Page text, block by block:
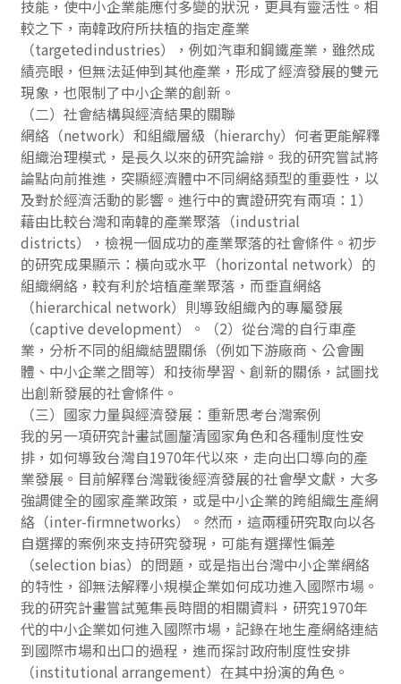
技能，使中小企業能應付多變的狀況，更具有靈活性。相
較之下，南韓政府所扶植的指定產業
（targetedindustries），例如汽車和鋼鐵產業，雖然成
績亮眼，但無法延伸到其他產業，形成了經濟發展的雙元
現象，也限制了中小企業的創新。
（二）社會結構與經濟結果的關聯
網絡（network）和組織層級（hierarchy）何者更能解釋
組織治理模式，是長久以來的研究論辯。我的研究嘗試將
論點向前推進，突顯經濟體中不同網絡類型的重要性，以
及對於經濟活動的影響。進行中的實證研究有兩項：1）
藉由比較台灣和南韓的產業聚落（industrial
districts），檢視一個成功的產業聚落的社會條件。初步
的研究成果顯示：橫向或水平（horizontal network）的
組織網絡，較有利於培植產業聚落，而垂直網絡
（hierarchical network）則導致組織內的專屬發展
（captive development）。（2）從台灣的自行車產
業，分析不同的組織結盟關係（例如下游廠商、公會團
體、中小企業之間等）和技術學習、創新的關係，試圖找
出創新發展的社會條件。
（三）國家力量與經濟發展：重新思考台灣案例
我的另一項研究計畫試圖釐清國家角色和各種制度性安
排，如何導致台灣自1970年代以來，走向出口導向的產
業發展。目前解釋台灣戰後經濟發展的社會學文獻，大多
強調健全的國家產業政策，或是中小企業的跨組織生產網
絡（inter-firmnetworks）。然而，這兩種研究取向以各
自選擇的案例來支持研究發現，可能有選擇性偏差
（selection bias）的問題，或是指出台灣中小企業網絡
的特性，卻無法解釋小規模企業如何成功進入國際市場。
我的研究計畫嘗試蒐集長時間的相關資料，研究1970年
代的中小企業如何進入國際市場，記錄在地生產網絡連結
到國際市場和出口的過程，進而探討政府制度性安排
（institutional arrangement）在其中扮演的角色。